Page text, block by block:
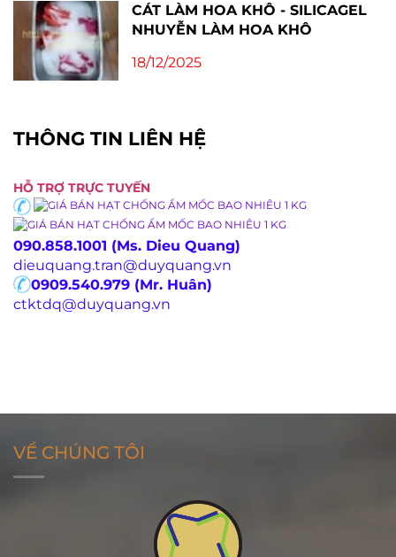
CÁT LÀM HOA KHÔ - SILICAGEL
NHUYỄN LÀM HOA KHÔ
18/12/2025
THÔNG TIN LIÊN HỆ
HỖ TRỢ TRỰC TUYẾN
090.858.1001 (Ms. Dieu Quang)
dieuquang.tran@duyquang.vn
0909.540.979 (Mr. Huân)
ctktdq@duyquang.vn
VỀ CHÚNG TÔI